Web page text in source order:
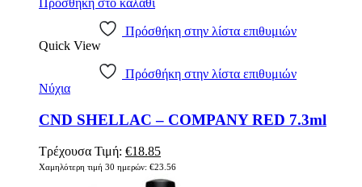
Προσθήκη στο καλάθι
Πρόσθήκη στην λίστα επιθυμιών
Quick View
Πρόσθήκη στην λίστα επιθυμιών
Νύχια
CND SHELLAC – COMPANY RED 7.3ml
Τρέχουσα Τιμή: Original
price
was:
€18.85Η
τρέχουσα
τιμή
Χαμηλότερη τιμή 30 ημερών: €23.56